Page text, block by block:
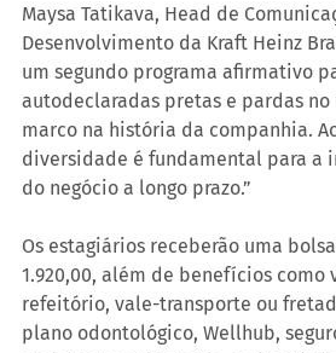
Maysa Tatikava, Head de
Desenvolvimento da Kraft Heinz
um segundo programa afirmativo
autodeclaradas pretas e pardas no
marco na história da companhia.
diversidade é fundamental para a
do negócio a longo prazo.”
Os estagiários receberão uma
1.920,00, além de benefícios
refeitório, vale-transporte ou
plano odontológico, Wellhub,